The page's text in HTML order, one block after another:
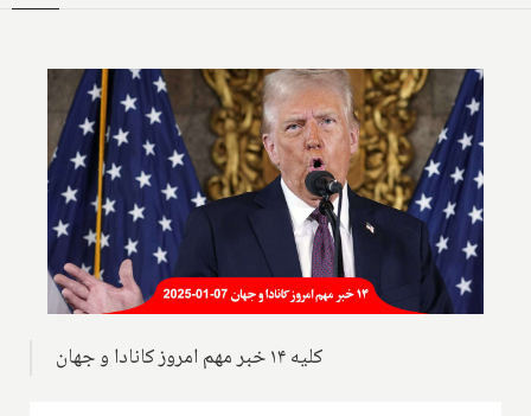
کلیه ۱۴ خبر مهم امروز کانادا و جهان